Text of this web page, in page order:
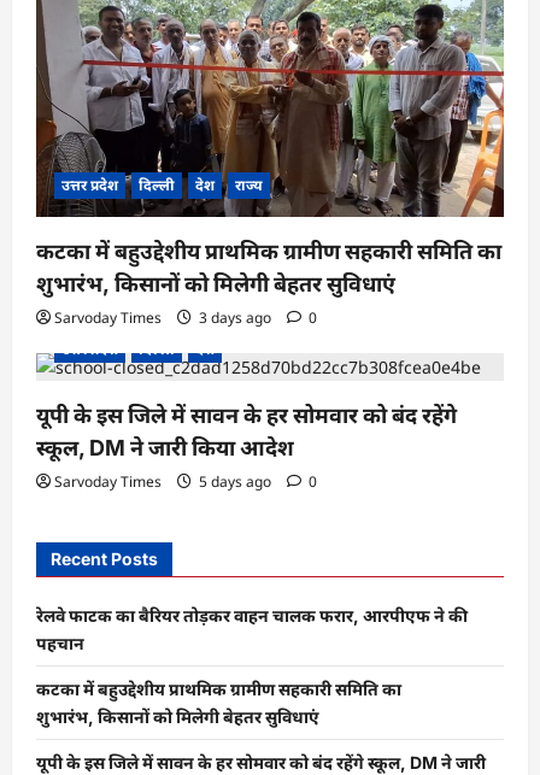
उत्तर प्रदेश दिल्ली देश राज्य
कटका में बहुउद्देशीय प्राथमिक ग्रामीण सहकारी समिति का
शुभारंभ, किसानों को मिलेगी बेहतर सुविधाएं
Sarvoday Times 3 days ago
0
उत्तर प्रदेश
दिल्ली देश
यूपी के इस जिले में सावन के हर सोमवार को बंद रहेंगे
स्कूल, DM ने जारी किया आदेश
Sarvoday Times 5 days ago 0
Recent Posts
रेलवे फाटक का बैरियर तोड़कर वाहन चालक फरार, आरपीएफ ने की
पहचान
कटका में बहुउद्देशीय प्राथमिक ग्रामीण सहकारी समिति का
शुभारंभ, किसानों को मिलेगी बेहतर सुविधाएं
यूपी के इस जिले में सावन के हर सोमवार को बंद रहेंगे स्कूल, DM ने जारी